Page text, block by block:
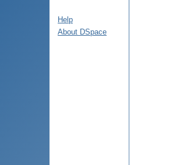
Help
About DSpace